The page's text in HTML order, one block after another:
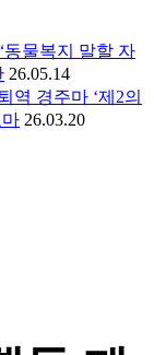
물복지 말할 자
26.05.14
역 경주마 ‘제2의
26.03.20